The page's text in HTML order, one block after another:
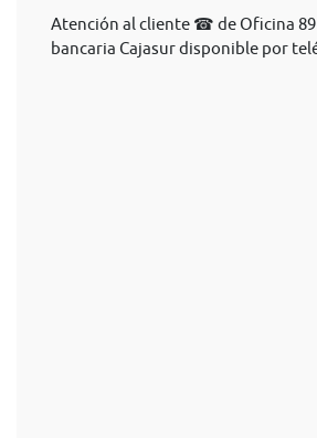
Atención al cliente ☎ de Oficina 89
bancaria Cajasur disponible por